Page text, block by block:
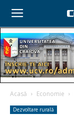
Acasă Economie
Dezvoltare rurală